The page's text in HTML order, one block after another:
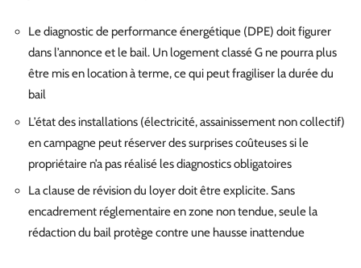
Le diagnostic de performance énergétique (DPE) doit figurer
dans l’annonce et le bail. Un logement classé G ne pourra plus
être mis en location à terme, ce qui peut fragiliser la durée du
bail
L’état des installations (électricité, assainissement non collectif)
en campagne peut réserver des surprises coûteuses si le
propriétaire n’a pas réalisé les diagnostics obligatoires
La clause de révision du loyer doit être explicite. Sans
encadrement réglementaire en zone non tendue, seule la
rédaction du bail protège contre une hausse inattendue